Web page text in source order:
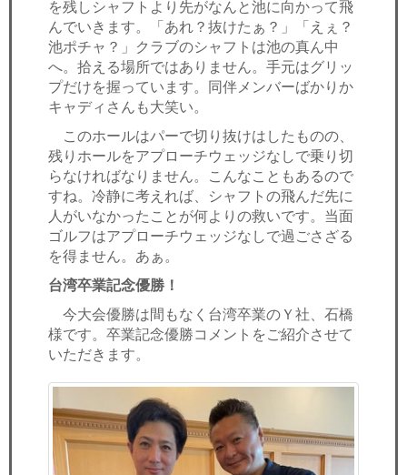
を残しシャフトより先がなんと池に向かって飛
んでいきます。「あれ？抜けたぁ？」「えぇ？
池ポチャ？」クラブのシャフトは池の真ん中
へ。拾える場所ではありません。手元はグリッ
プだけを握っています。同伴メンバーばかりか
キャディさんも大笑い。
このホールはパーで切り抜けはしたものの、
残りホールをアプローチウェッジなしで乗り切
らなければなりません。こんなこともあるので
すね。冷静に考えれば、シャフトの飛んだ先に
人がいなかったことが何よりの救いです。当面
ゴルフはアプローチウェッジなしで過ごさざる
を得ません。あぁ。
台湾卒業記念優勝！
今大会優勝は間もなく台湾卒業のＹ社、石橋
様です。卒業記念優勝コメントをご紹介させて
いただきます。